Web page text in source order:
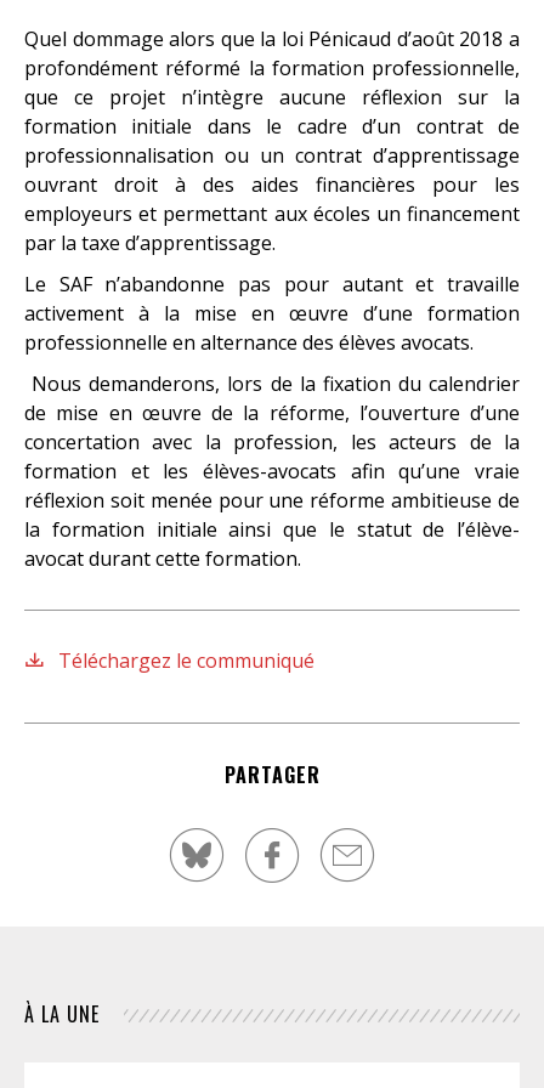
Quel dommage alors que la loi Pénicaud d’août 2018 a
profondément réformé la formation professionnelle,
que ce projet n’intègre aucune réflexion sur la
formation initiale dans le cadre d’un contrat de
professionnalisation ou un contrat d’apprentissage
ouvrant droit à des aides financières pour les
employeurs et permettant aux écoles un financement
par la taxe d’apprentissage.
Le SAF n’abandonne pas pour autant et travaille
activement à la mise en œuvre d’une formation
professionnelle en alternance des élèves avocats.
Nous demanderons, lors de la fixation du calendrier
de mise en œuvre de la réforme, l’ouverture d’une
concertation avec la profession, les acteurs de la
formation et les élèves-avocats afin qu’une vraie
réflexion soit menée pour une réforme ambitieuse de
la formation initiale ainsi que le statut de l’élève-
avocat durant cette formation.
Téléchargez le communiqué
PARTAGER
À LA UNE